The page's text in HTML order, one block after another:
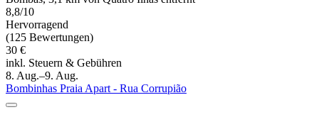
8,8/10
Hervorragend
(125 Bewertungen)
30 €
inkl. Steuern & Gebühren
8. Aug.–9. Aug.
Bombinhas Praia Apart - Rua Corrupião